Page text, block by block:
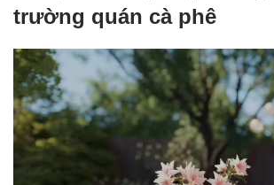
trường quán cà phê